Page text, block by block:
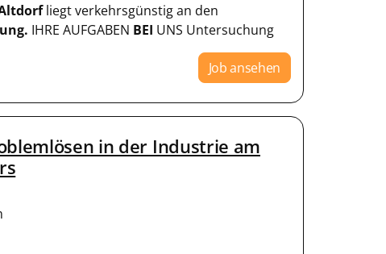
liegt verkehrsgünstig an den
IHRE AUFGABEN BEI UNS Untersuchung
Job ansehen
in der Industrie am